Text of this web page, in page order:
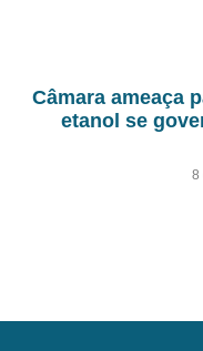
Câmara ameaça
etanol se
8